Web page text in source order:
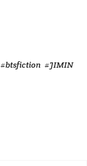
#btsfiction #JIMIN